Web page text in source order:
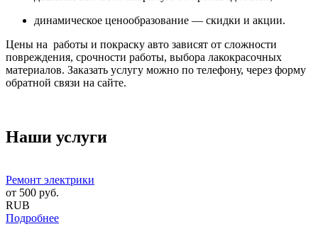
динамическое ценообразование — скидки и акции.
Цены на работы и покраску авто зависят от сложности
повреждения, срочности работы, выбора лакокрасочных
материалов. Заказать услугу можно по телефону, через форму
обратной связи на сайте.
Наши услуги
Ремонт электрики
от 500 руб.
RUB
Подробнее